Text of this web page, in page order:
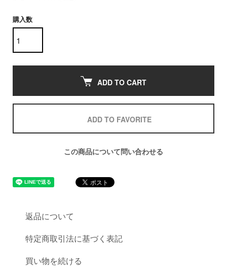
購入数
ADD TO CART
ADD TO FAVORITE
この商品について問い合わせる
返品について
特定商取引法に基づく表記
買い物を続ける